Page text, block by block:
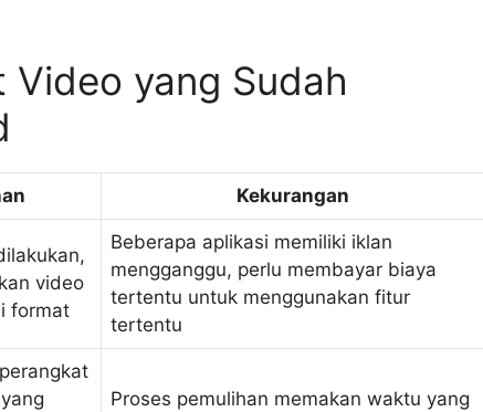
Video yang Sudah
Kekurangan
video
format
Beberapa aplikasi memiliki iklan
mengganggu, perlu membayar biaya
tertentu untuk menggunakan fitur
tertentu
Proses pemulihan memakan waktu yang